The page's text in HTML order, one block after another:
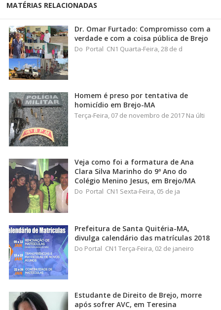
MATÉRIAS RELACIONADAS
Dr. Omar Furtado: Compromisso com a
verdade e com a coisa pública de Brejo
Do Portal CN1 Quarta-Feira, 28 de d
Homem é preso por tentativa de
homicídio em Brejo-MA
Terça-Feira, 07 de novembro de 2017 Na últi
Veja como foi a formatura de Ana
Clara Silva Marinho do 9º Ano do
Colégio Menino Jesus, em Brejo/MA
Do Portal CN1 Sexta-Feira, 05 de ja
Prefeitura de Santa Quitéria-MA,
divulga calendário das matrículas 2018
Do Portal CN1 Terça-Feira, 02 de janeiro
Estudante de Direito de Brejo, morre
após sofrer AVC, em Teresina